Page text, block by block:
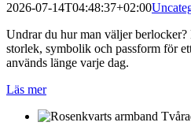
2026-07-14T04:48:37+02:00
Undrar du hur man väljer
storlek, symbolik och passform för
används länge varje dag.
Läs mer